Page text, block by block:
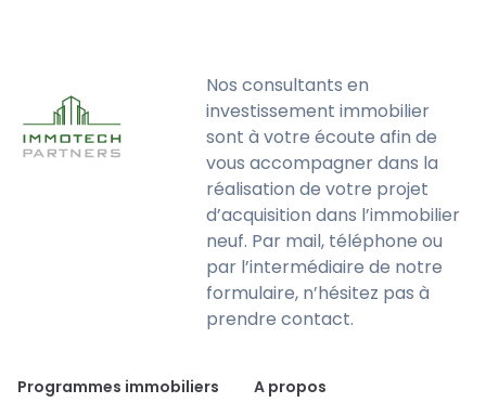
Nos consultants en
investissement immobilier
sont à votre écoute afin de
vous accompagner dans la
réalisation de votre projet
d’acquisition dans l’immobilier
neuf. Par mail, téléphone ou
par l’intermédiaire de notre
formulaire, n’hésitez pas à
prendre contact.
Programmes immobiliers
A propos